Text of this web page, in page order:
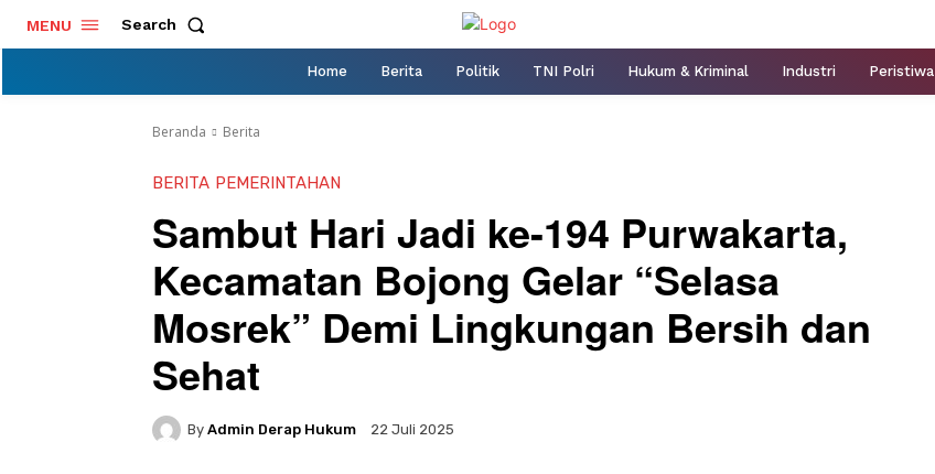
MENU Search
Home Berita Politik TNI Polri Hukum & Kriminal Industri Peristiwa
Beranda Berita
BERITA PEMERINTAHAN
Sambut Hari Jadi ke-194 Purwakarta,
Kecamatan Bojong Gelar “Selasa
Mosrek” Demi Lingkungan Bersih dan
Sehat
By Admin Derap Hukum 22 Juli 2025